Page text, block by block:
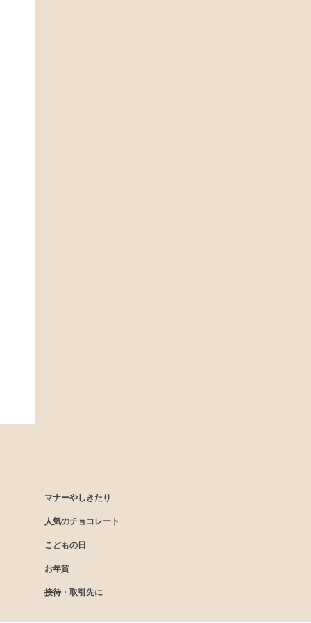
マナーやしきたり
人気のチョコレート
こどもの日
お年賀
接待・取引先に